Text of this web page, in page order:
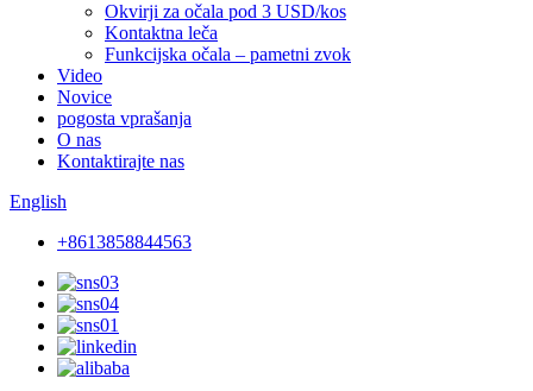
Okvirji za očala pod 3 USD/kos
Kontaktna leča
Funkcijska očala – pametni zvok
Video
Novice
pogosta vprašanja
O nas
Kontaktirajte nas
English
+8613858844563